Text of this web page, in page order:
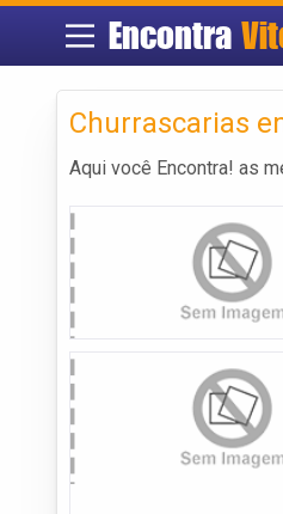
Encontra
Churrascarias
Aqui você Encontra! as